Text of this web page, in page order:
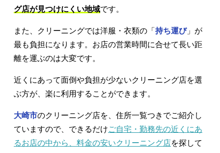
グ店が見つけにくい地域です。
また、クリーニングでは洋服・衣類の「 持ち運び」が
最も負担になります。お店の営業時間に合せて長い距
離を運ぶのは大変です。
近くにあって面倒や負担が少ないクリーニング店を選
ぶ方が、楽に利用することができます。
大崎市のクリーニング店を、住所一覧つきでご紹介し
ていますので、できるだけご自宅・勤務先の近くにあ
るお店の中から、料金の安いクリーニング店を探して